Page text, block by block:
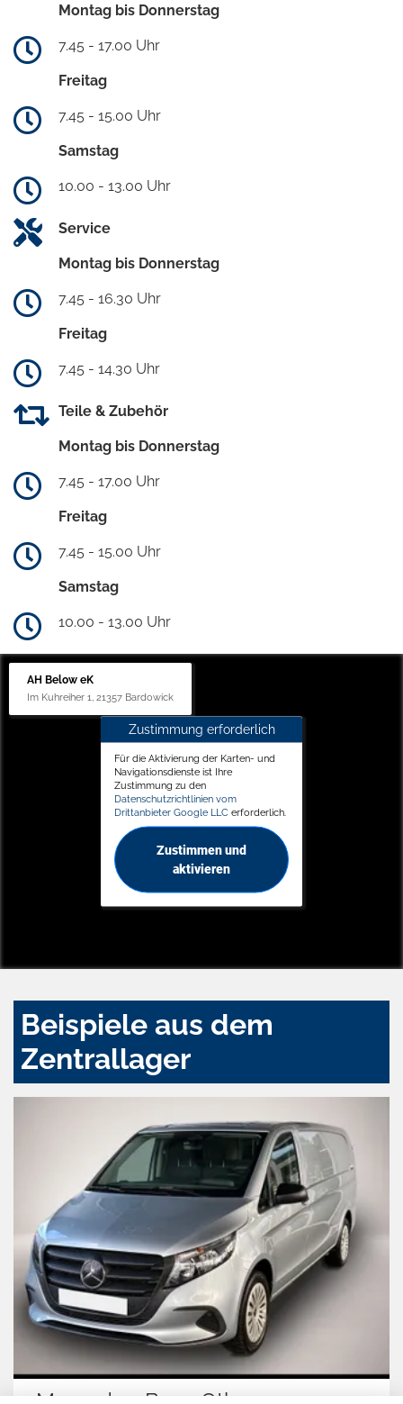
Montag bis Donnerstag
7.45 - 17.00 Uhr
Freitag
7.45 - 15.00 Uhr
Samstag
10.00 - 13.00 Uhr
Service
Montag bis Donnerstag
7.45 - 16.30 Uhr
Freitag
7.45 - 14.30 Uhr
Teile & Zubehör
Montag bis Donnerstag
7.45 - 17.00 Uhr
Freitag
7.45 - 15.00 Uhr
Samstag
10.00 - 13.00 Uhr
AH Below eK
Im Kuhreiher 1, 21357 Bardowick
Zustimmung erforderlich
Für die Aktivierung der Karten- und
Navigationsdienste ist Ihre
Zustimmung zu den
Datenschutzrichtlinien vom
Drittanbieter Google LLC erforderlich.
Zustimmen und
aktivieren
Beispiele aus dem
Zentrallager